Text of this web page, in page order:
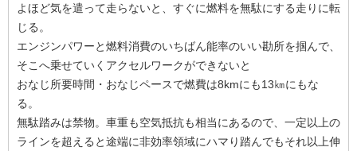
よほど気を遣って走らないと、すぐに燃料を無駄にする走りに転
じる。
エンジンパワーと燃料消費のいちばん能率のいい勘所を掴んで、
そこへ乗せていくアクセルワークができないと
おなじ所要時間・おなじペースで燃費は8kmにも13㎞にもな
る。
無駄踏みは禁物。車重も空気抵抗も相当にあるので、一定以上の
ラインを超えると途端に非効率領域にハマり踏んでもそれ以上伸